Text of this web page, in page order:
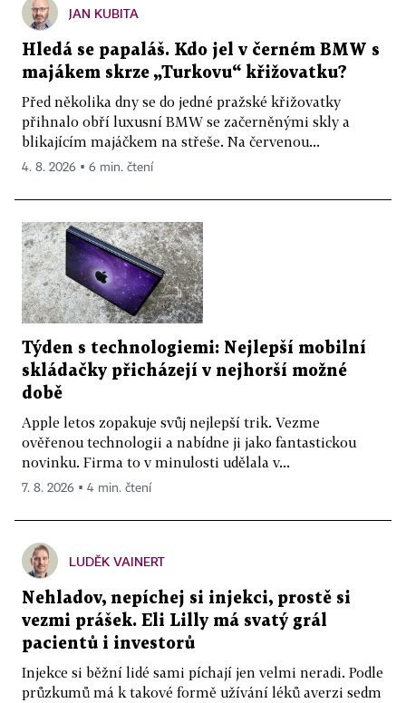
JAN KUBITA
Hledá se papaláš. Kdo jel v černém BMW s
majákem skrze „Turkovu“ křižovatku?
Před několika dny se do jedné pražské křižovatky
přihnalo obří luxusní BMW se začerněnými skly a
blikajícím majáčkem na střeše. Na červenou...
4. 8. 2026 ▪ 6 min. čtení
Týden s technologiemi: Nejlepší mobilní
skládačky přicházejí v nejhorší možné
době
Apple letos zopakuje svůj nejlepší trik. Vezme
ověřenou technologii a nabídne ji jako fantastickou
novinku. Firma to v minulosti udělala v...
7. 8. 2026 ▪ 4 min. čtení
LUDĚK VAINERT
Nehladov, nepíchej si injekci, prostě si
vezmi prášek. Eli Lilly má svatý grál
pacientů i investorů
Injekce si běžní lidé sami píchají jen velmi neradi. Podle
průzkumů má k takové formě užívání léků averzi sedm